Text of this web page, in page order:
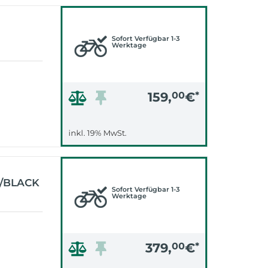
Sofort Verfügbar 1-3
Werktage
159,00€*
inkl. 19% MwSt.
BLACK
Sofort Verfügbar 1-3
Werktage
379,00€*